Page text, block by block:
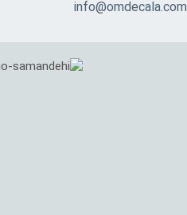
info@omdecala.com